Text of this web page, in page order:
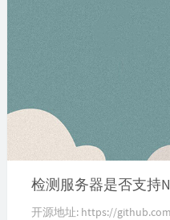
检测服务器是否支持
开源地址: https://